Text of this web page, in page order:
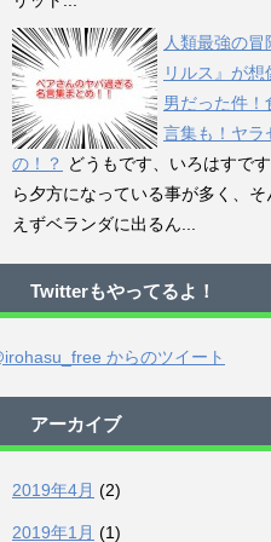
人類最強の
リルス』が
男だった件！
言集も！ヤラ
の！？ どうもです、いろはすで
ら夕方になっている事が多く、
えずベランダに出るん...
Twitterもやってるよ！
からのツイート
アーカイブ
2019年4月 (2)
2019年1月 (1)